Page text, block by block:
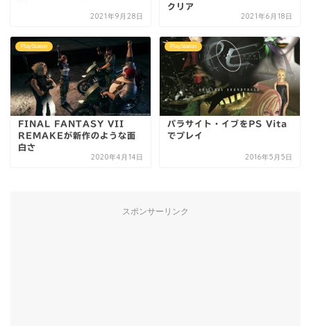
2021年9月28日
クリア
2021年6月18日
PlayStation
FINAL FANTASY VII
REMAKEが新作のような面
白さ
2020年4月14日
PlayStation
パラサイト・イブをPS Vita
でプレイ
2016年5月5日
スポンサーリンク